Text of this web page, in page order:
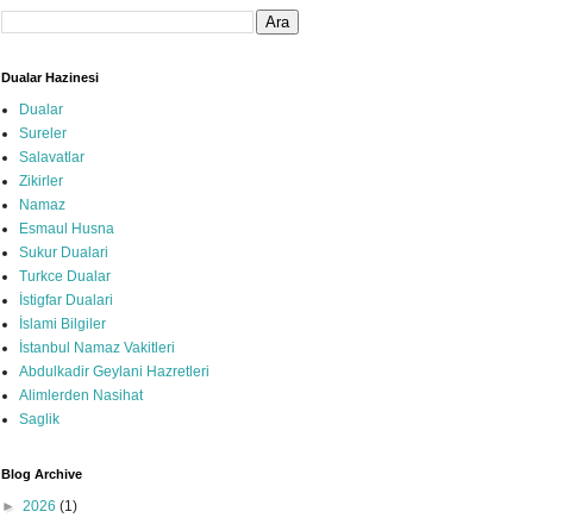
Dualar Hazinesi
Dualar
Sureler
Salavatlar
Zikirler
Namaz
Esmaul Husna
Sukur Dualari
Turkce Dualar
İstigfar Dualari
İslami Bilgiler
İstanbul Namaz Vakitleri
Abdulkadir Geylani Hazretleri
Alimlerden Nasihat
Saglik
Blog Archive
► 2026 (1)